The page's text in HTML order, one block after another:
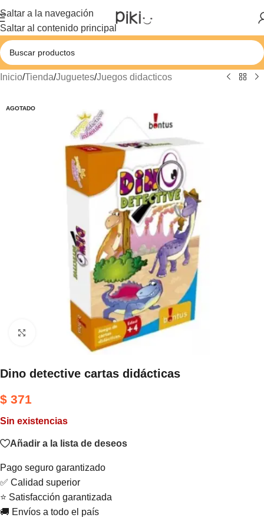
Saltar a la navegación
Saltar al contenido principal
Inicio/Tienda/Juguetes/Juegos didacticos
AGOTADO
Haga clic para ampliar
Dino detective cartas didácticas
$ 371
Sin existencias
Añadir a la lista de deseos
Pago seguro garantizado
✅ Calidad superior
⭐ Satisfacción garantizada
🚚 Envíos a todo el país